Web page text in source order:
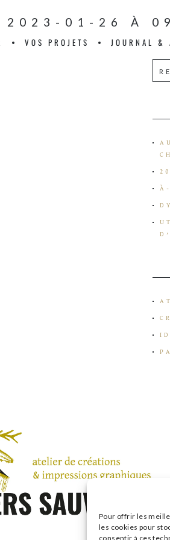
Pour offrir les
les cookies pour
consentir à ces
VOS PROJETS JOURNAL &
2023-01-26 À